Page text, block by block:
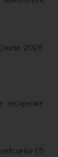
iunie 2026
recuperare
( 5